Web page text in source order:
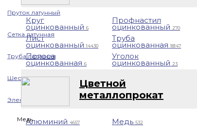
Пруток латунный
Сетка латунная
Труба латунная
Шестигранник латунный
Электрод латунный
Медь
Круг
оцинкованный 6
Лист
оцинкованный14430
Полоса
оцинкованная 6
Профнастил
оцинкованный 270
Труба
оцинкованная18147
Уголок
оцинкованный 23
Цветной
металлопрокат
Алюминий 4657 Медь 532